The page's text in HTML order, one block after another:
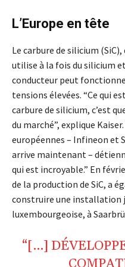
L’Europe en tête
Le carbure de silicium
utilise à la fois du silicium
conducteur peut
tensions élevées. “Ce qui
carbure de silicium, c’est
du marché”, explique
européennes – Infineon et
arrive maintenant –
qui est incroyable.” En
de la production de SiC, a
construire une installation
luxembourgeoise, à
“[…]